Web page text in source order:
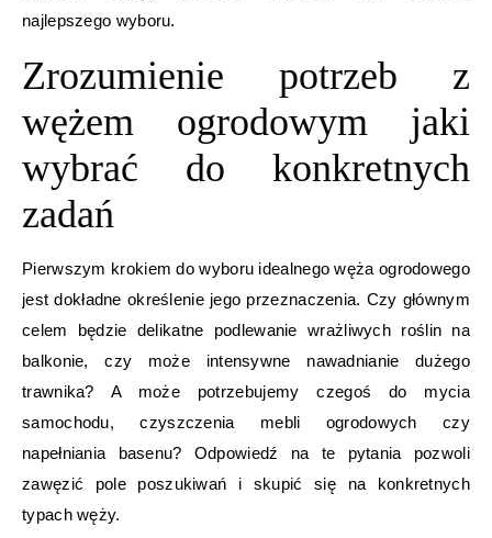
najlepszego wyboru.
Zrozumienie potrzeb z
wężem ogrodowym jaki
wybrać do konkretnych
zadań
Pierwszym krokiem do wyboru idealnego węża ogrodowego
jest dokładne określenie jego przeznaczenia. Czy głównym
celem będzie delikatne podlewanie wrażliwych roślin na
balkonie, czy może intensywne nawadnianie dużego
trawnika? A może potrzebujemy czegoś do mycia
samochodu, czyszczenia mebli ogrodowych czy
napełniania basenu? Odpowiedź na te pytania pozwoli
zawęzić pole poszukiwań i skupić się na konkretnych
typach węży.